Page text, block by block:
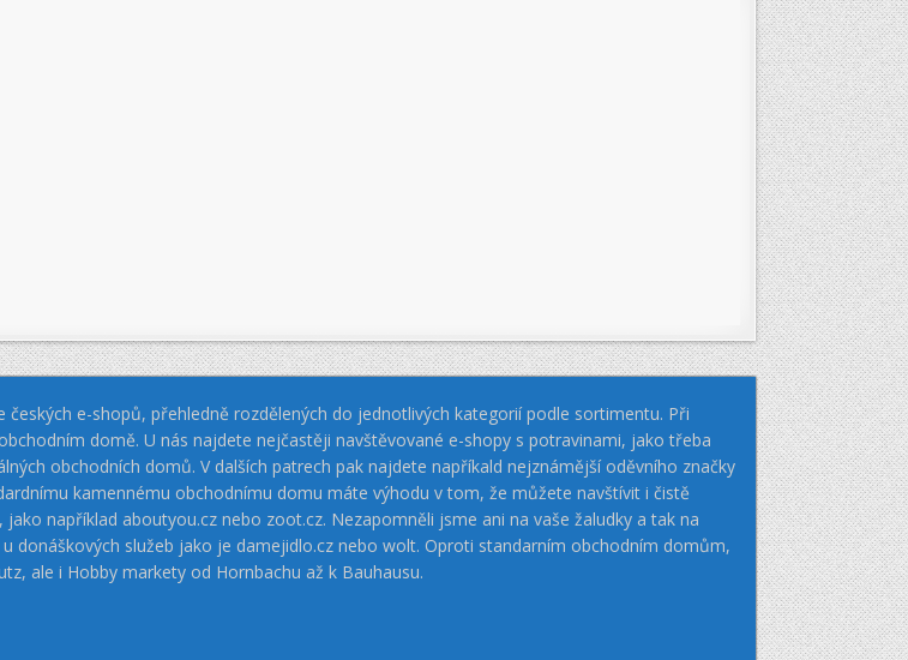
e-shopů, přehledně rozdělených do jednotlivých kategorií podle sortimentu. Při
domě. U nás najdete nejčastěji navštěvované e-shopy s potravinami, jako třeba
obchodních domů. V dalších patrech pak najdete napříkald nejznámější oděvního značky
kamennému obchodnímu domu máte výhodu v tom, že můžete navštívit i čistě
například aboutyou.cz nebo zoot.cz. Nezapomněli jsme ani na vaše žaludky a tak na
služeb jako je damejidlo.cz nebo wolt. Oproti standarním obchodním domům,
ale i Hobby markety od Hornbachu až k Bauhausu.